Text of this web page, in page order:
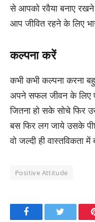
से आपको रवैया बनाए
आप जीवित रहने के लिए
कल्पना करें
कभी कभी कल्पना करना
अपने सफल जीवन के लिए
जितना हो सके सोचे फिर
बस फिर लग जाये उसके
वो जल्दी ही वास्तविकता
Positive Attitude
FacebookTwitter